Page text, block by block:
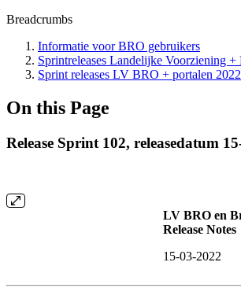
Breadcrumbs
Informatie voor BRO gebruikers
Sprintreleases Landelijke Voorziening +
Sprint releases LV BRO + portalen 2022
On this Page
Release Sprint 102, releasedatum
LV BRO en
Release Notes
15-03-2022